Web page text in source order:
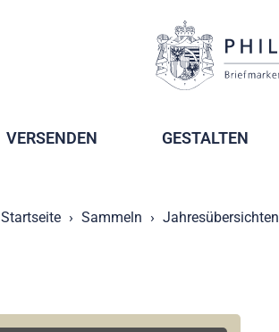
VERSENDEN GESTALTEN
Startseite Sammeln Jahresübersichten